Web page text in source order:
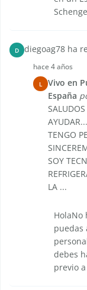
D diegoag78 ha
hace 4 años
L
Vivo en
España
TENGO
SOY
LA ...
HolaNo
puedas
debes
previo